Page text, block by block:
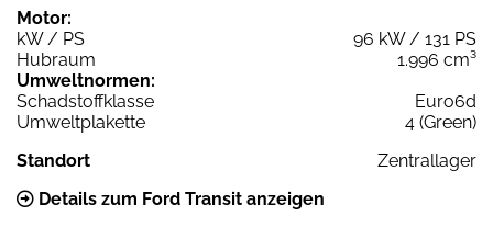
Motor:
kW / PS
96 kW / 131 PS
Hubraum
1.996 cm³
Umweltnormen:
Schadstoffklasse
Euro6d
Umweltplakette
4 (Green)
Standort
Zentrallager
Details zum Ford Transit anzeigen